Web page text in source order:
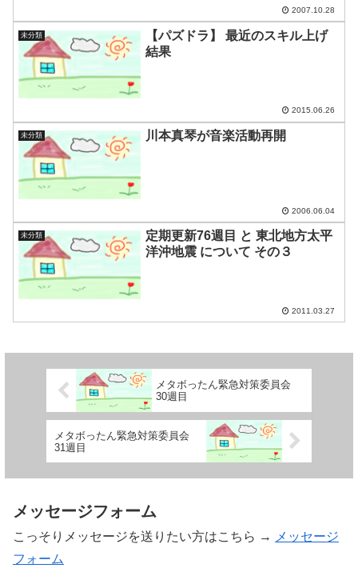
2007.10.28
未分類
【パズドラ】 最近のスキル上げ
結果
2015.06.26
未分類 川本真琴が音楽活動再開
2006.06.04
未分類
定期更新76週目 と 東北地方太平
洋沖地震 について その３
2011.03.27
メタボったん緊急対策委員会
30週目
メタボったん緊急対策委員会
31週目
メッセージフォーム
こっそりメッセージを送りたい方はこちら →
メッセージ
フォーム